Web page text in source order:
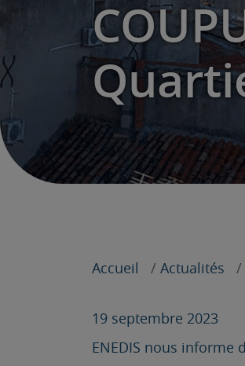
Accueil Actualités
19 septembre 2023
ENEDIS nous informe